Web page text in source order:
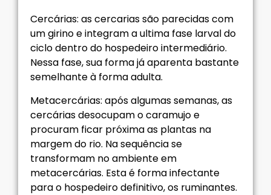
Cercárias: as cercarias são parecidas com
um girino e integram a ultima fase larval do
ciclo dentro do hospedeiro intermediário.
Nessa fase, sua forma já aparenta bastante
semelhante à forma adulta.
Metacercárias: após algumas semanas, as
cercárias desocupam o caramujo e
procuram ficar próxima as plantas na
margem do rio. Na sequência se
transformam no ambiente em
metacercárias. Esta é forma infectante
para o hospedeiro definitivo, os ruminantes.